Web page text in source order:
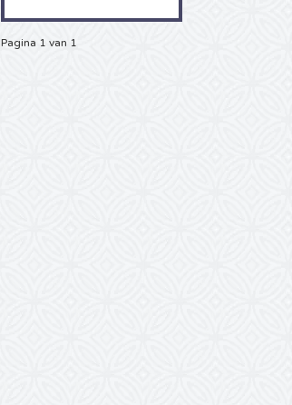
Pagina 1 van 1